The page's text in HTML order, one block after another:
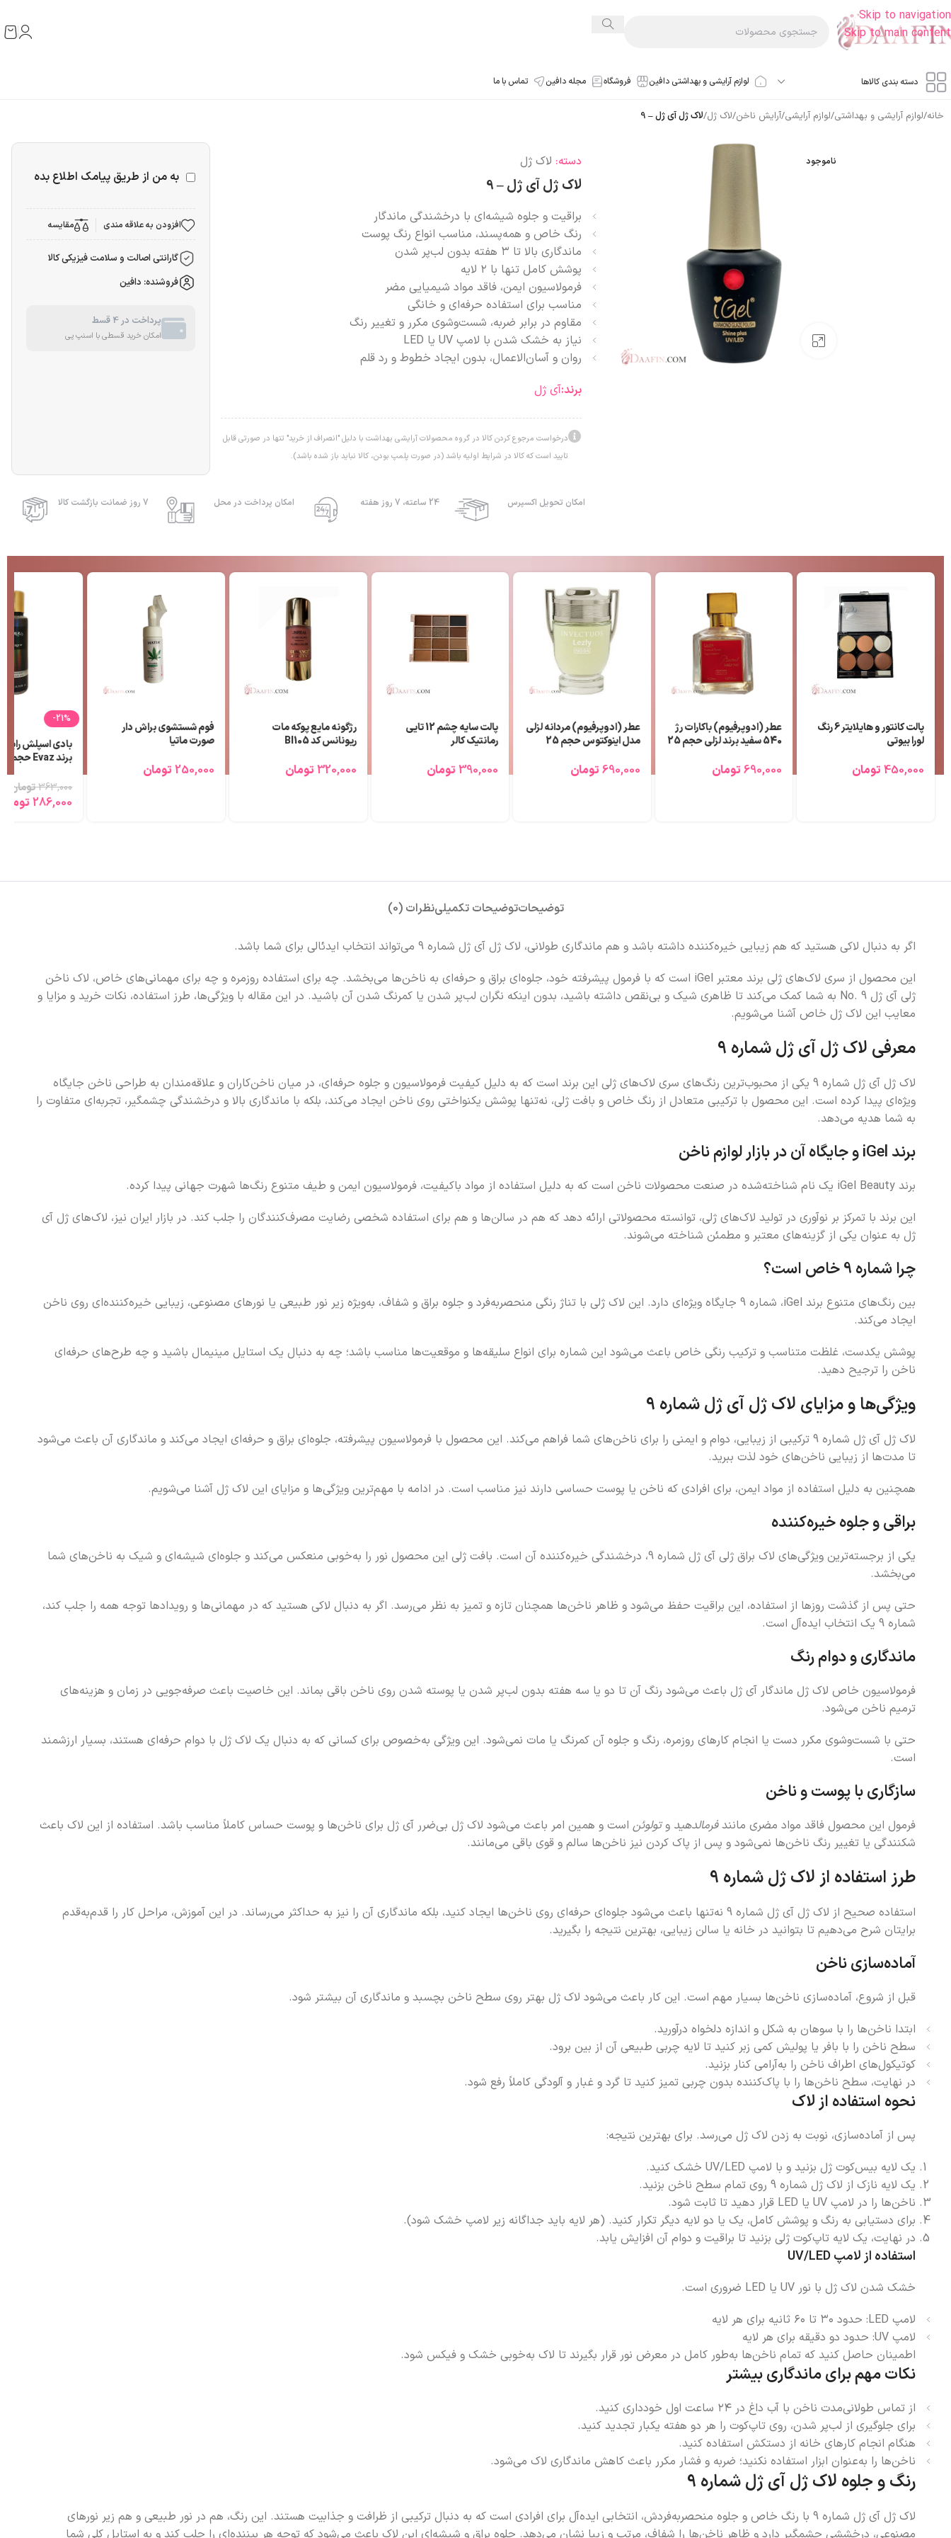
Skip to navigation
Skip to main content
دسته بندی کالاها لوازم آرایشی و بهداشتی دافین فروشگاه مجله دافین تماس با ما
خانه/لوازم آرایشی و بهداشتی/لوازم آرایشی/آرایش ناخن/لاک ژل/لاک ژل آی ژل – 9
ناموجود
بزرگنمایی تصویر
دسته: لاک ژل
لاک ژل آی ژل – 9
براقیت و جلوه شیشه‌ای با درخشندگی ماندگار
رنگ خاص و همه‌پسند، مناسب انواع رنگ پوست
ماندگاری بالا تا ۳ هفته بدون لب‌پر شدن
پوشش کامل تنها با ۲ لایه
فرمولاسیون ایمن، فاقد مواد شیمیایی مضر
مناسب برای استفاده حرفه‌ای و خانگی
مقاوم در برابر ضربه، شست‌وشوی مکرر و تغییر رنگ
نیاز به خشک شدن با لامپ UV یا LED
روان و آسان‌الاعمال، بدون ایجاد خطوط و رد قلم
برند:آی ژل
درخواست مرجوع کردن کالا در گروه محصولات آرایشی بهداشت با دلیل "انصراف از خرید" تنها در صورتی قابل
تایید است که کالا در شرایط اولیه باشد (در صورت پلمپ بودن، کالا نباید باز شده باشد).
به من از طریق پیامک اطلاع بده
افزودن به علاقه مندی مقایسه
گارانتی اصالت و سلامت فیزیکی کالا
فروشنده: دافین
پرداخت در 4 قسط
امکان خرید قسطی با اسنپ پی
امکان تحویل اکسپرس 24 ساعته، 7 روز هفته امکان پرداخت در محل 7 روز ضمانت بازگشت کالا
پالت کانتور و هایلایتر 6 رنگ
لورا بیوتی
450,000 تومان
عطر (ادوپرفیوم) باکارات رژ
540 سفید برند لزلی حجم 25
690,000 تومان
عطر (ادوپرفیوم) مردانه لزلی
مدل اینوکتوس حجم 25
690,000 تومان
پالت سایه چشم 12 تایی
رمانتیک کالر
390,000 تومان
رژگونه مایع پوکه مات
ریونانس کد Bl105‎
320,000 تومان
فوم شستشوی براش دار
صورت ماتیا
250,000 تومان
-21%
363,000تومان
286,000 تومان
توضیحاتتوضیحات تکمیلینظرات (0)
اگر به دنبال لاکی هستید که هم زیبایی خیره‌کننده داشته باشد و هم ماندگاری طولانی، لاک ژل آی ژل شماره 9 می‌تواند انتخاب ایدئالی برای شما باشد.
این محصول از سری لاک‌های ژلی برند معتبر iGel است که با فرمول پیشرفته خود، جلوه‌ای براق و حرفه‌ای به ناخن‌ها می‌بخشد. چه برای استفاده روزمره و چه برای مهمانی‌های خاص، لاک ناخن
ژلی آی ژل No. 9 به شما کمک می‌کند تا ظاهری شیک و بی‌نقص داشته باشید، بدون اینکه نگران لب‌پر شدن یا کمرنگ شدن آن باشید. در این مقاله با ویژگی‌ها، طرز استفاده، نکات خرید و مزایا و
معایب این لاک ژل خاص آشنا می‌شویم.
معرفی لاک ژل آی ژل شماره 9
لاک ژل آی ژل شماره 9 یکی از محبوب‌ترین رنگ‌های سری لاک‌های ژلی این برند است که به دلیل کیفیت فرمولاسیون و جلوه حرفه‌ای، در میان ناخن‌کاران و علاقه‌مندان به طراحی ناخن جایگاه
ویژه‌ای پیدا کرده است. این محصول با ترکیبی متعادل از رنگ خاص و بافت ژلی، نه‌تنها پوشش یکنواختی روی ناخن ایجاد می‌کند، بلکه با ماندگاری بالا و درخشندگی چشمگیر، تجربه‌ای متفاوت را
به شما هدیه می‌دهد.
برندiGelو جایگاه آن در بازار لوازم ناخن
برند iGel Beauty یک نام شناخته‌شده در صنعت محصولات ناخن است که به دلیل استفاده از مواد باکیفیت، فرمولاسیون ایمن و طیف متنوع رنگ‌ها شهرت جهانی پیدا کرده.
این برند با تمرکز بر نوآوری در تولید لاک‌های ژلی، توانسته محصولاتی ارائه دهد که هم در سالن‌ها و هم برای استفاده شخصی رضایت مصرف‌کنندگان را جلب کند. در بازار ایران نیز، لاک‌های ژل آی
ژل به عنوان یکی از گزینه‌های معتبر و مطمئن شناخته می‌شوند.
چرا شماره 9 خاص است؟
بین رنگ‌های متنوع برند iGel، شماره 9 جایگاه ویژه‌ای دارد. این لاک ژلی با تناژ رنگی منحصر‌به‌فرد و جلوه براق و شفاف، به‌ویژه زیر نور طبیعی یا نورهای مصنوعی، زیبایی خیره‌کننده‌ای روی ناخن
ایجاد می‌کند.
پوشش یکدست، غلظت متناسب و ترکیب رنگی خاص باعث می‌شود این شماره برای انواع سلیقه‌ها و موقعیت‌ها مناسب باشد؛ چه به دنبال یک استایل مینیمال باشید و چه طرح‌های حرفه‌ای
ناخن را ترجیح دهید.
ویژگی‌ها و مزایای لاک ژل آی ژل شماره 9
لاک ژل آی ژل شماره 9 ترکیبی از زیبایی، دوام و ایمنی را برای ناخن‌های شما فراهم می‌کند. این محصول با فرمولاسیون پیشرفته، جلوه‌ای براق و حرفه‌ای ایجاد می‌کند و ماندگاری آن باعث می‌شود
تا مدت‌ها از زیبایی ناخن‌های خود لذت ببرید.
همچنین به دلیل استفاده از مواد ایمن، برای افرادی که ناخن یا پوست حساسی دارند نیز مناسب است. در ادامه با مهم‌ترین ویژگی‌ها و مزایای این لاک ژل آشنا می‌شویم.
براقی و جلوه خیره‌کننده
یکی از برجسته‌ترین ویژگی‌های لاک براق ژلی آی ژل شماره 9، درخشندگی خیره‌کننده آن است. بافت ژلی این محصول نور را به‌خوبی منعکس می‌کند و جلوه‌ای شیشه‌ای و شیک به ناخن‌های شما
می‌بخشد.
حتی پس از گذشت روزها از استفاده، این براقیت حفظ می‌شود و ظاهر ناخن‌ها همچنان تازه و تمیز به نظر می‌رسد. اگر به دنبال لاکی هستید که در مهمانی‌ها و رویدادها توجه همه را جلب کند،
شماره 9 یک انتخاب ایده‌آل است.
ماندگاری و دوام رنگ
فرمولاسیون خاص لاک ژل ماندگار آی ژل باعث می‌شود رنگ آن تا دو یا سه هفته بدون لب‌پر شدن یا پوسته شدن روی ناخن باقی بماند. این خاصیت باعث صرفه‌جویی در زمان و هزینه‌های
ترمیم ناخن می‌شود.
حتی با شست‌وشوی مکرر دست یا انجام کارهای روزمره، رنگ و جلوه آن کمرنگ یا مات نمی‌شود. این ویژگی به‌خصوص برای کسانی که به دنبال یک لاک ژل با دوام حرفه‌ای هستند، بسیار ارزشمند
است.
سازگاری با پوست و ناخن
فرمول این محصول فاقد مواد مضری مانندفرمالدهید وتولوئن است و همین امر باعث می‌شود لاک ژل بی‌ضرر آی ژل برای ناخن‌ها و پوست حساس کاملاً مناسب باشد. استفاده از این لاک باعث
شکنندگی یا تغییر رنگ ناخن‌ها نمی‌شود و پس از پاک کردن نیز ناخن‌ها سالم و قوی باقی می‌مانند.
طرز استفاده از لاک ژل شماره 9
استفاده صحیح از لاک ژل آی ژل شماره 9 نه‌تنها باعث می‌شود جلوه‌ای حرفه‌ای روی ناخن‌ها ایجاد کنید، بلکه ماندگاری آن را نیز به حداکثر می‌رساند. در این آموزش، مراحل کار را قدم‌به‌قدم
برایتان شرح می‌دهیم تا بتوانید در خانه یا سالن زیبایی، بهترین نتیجه را بگیرید.
آماده‌سازی ناخن
قبل از شروع، آماده‌سازی ناخن‌ها بسیار مهم است. این کار باعث می‌شود لاک ژل بهتر روی سطح ناخن بچسبد و ماندگاری آن بیشتر شود.
ابتدا ناخن‌ها را با سوهان به شکل و اندازه دلخواه درآورید.
سطح ناخن را با بافر یا پولیش کمی زبر کنید تا لایه چربی طبیعی آن از بین برود.
کوتیکول‌های اطراف ناخن را به‌آرامی کنار بزنید.
در نهایت، سطح ناخن‌ها را با پاک‌کننده بدون چربی تمیز کنید تا گرد و غبار و آلودگی کاملاً رفع شود.
نحوه استفاده از لاک
پس از آماده‌سازی، نوبت به زدن لاک ژل می‌رسد. برای بهترین نتیجه:
یک لایه بیس‌کوت ژل بزنید و با لامپ UV/LED خشک کنید.
یک لایه نازک از لاک ژل شماره 9 روی تمام سطح ناخن بزنید.
ناخن‌ها را در لامپ UV یا LED قرار دهید تا ثابت شود.
برای دستیابی به رنگ و پوشش کامل، یک یا دو لایه دیگر تکرار کنید. (هر لایه باید جداگانه زیر لامپ خشک شود).
در نهایت، یک لایه تاپ‌کوت ژلی بزنید تا براقیت و دوام آن افزایش یابد.
استفاده از لامپUV/LED
خشک شدن لاک ژل با نور UV یا LED ضروری است.
لامپ LED: حدود ۳۰ تا ۶۰ ثانیه برای هر لایه
لامپ UV: حدود دو دقیقه برای هر لایه
اطمینان حاصل کنید که تمام ناخن‌ها به‌طور کامل در معرض نور قرار بگیرند تا لاک به‌خوبی خشک و فیکس شود.
نکات مهم برای ماندگاری بیشتر
از تماس طولانی‌مدت ناخن با آب داغ در ۲۴ ساعت اول خودداری کنید.
برای جلوگیری از لب‌پر شدن، روی تاپ‌کوت را هر دو هفته یکبار تجدید کنید.
هنگام انجام کارهای خانه از دستکش استفاده کنید.
ناخن‌ها را به‌عنوان ابزار استفاده نکنید؛ ضربه و فشار مکرر باعث کاهش ماندگاری لاک می‌شود.
رنگ و جلوه لاک ژل آی ژل شماره 9
لاک ژل آی ژل شماره 9 با رنگ خاص و جلوه منحصربه‌فردش، انتخابی ایده‌آل برای افرادی است که به دنبال ترکیبی از ظرافت و جذابیت هستند. این رنگ، هم در نور طبیعی و هم زیر نورهای